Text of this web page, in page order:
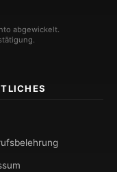
abgewickelt.